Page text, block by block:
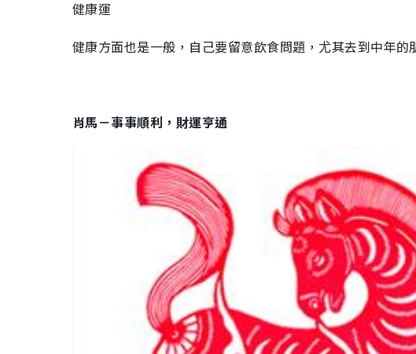
健康運
健康方面也是一般，自己要留意飲食問題，尤其去到中年的
肖馬－事事順利，財運亨通